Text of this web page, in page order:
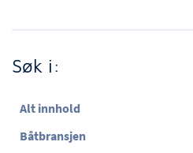
Søk i:
Alt innhold
Båtbransjen